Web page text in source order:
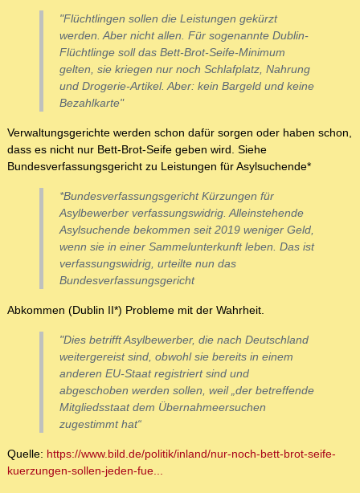
"Flüchtlingen sollen die Leistungen gekürzt
werden. Aber nicht allen. Für sogenannte Dublin-
Flüchtlinge soll das Bett-Brot-Seife-Minimum
gelten, sie kriegen nur noch Schlafplatz, Nahrung
und Drogerie-Artikel. Aber: kein Bargeld und keine
Bezahlkarte"
Verwaltungsgerichte werden schon dafür sorgen oder haben schon,
dass es nicht nur Bett-Brot-Seife geben wird. Siehe
Bundesverfassungsgericht zu Leistungen für Asylsuchende*
*Bundesverfassungsgericht Kürzungen für
Asylbewerber verfassungswidrig. Alleinstehende
Asylsuchende bekommen seit 2019 weniger Geld,
wenn sie in einer Sammelunterkunft leben. Das ist
verfassungswidrig, urteilte nun das
Bundesverfassungsgericht
Abkommen (Dublin II*) Probleme mit der Wahrheit.
"Dies betrifft Asylbewerber, die nach Deutschland
weitergereist sind, obwohl sie bereits in einem
anderen EU-Staat registriert sind und
abgeschoben werden sollen, weil „der betreffende
Mitgliedsstaat dem Übernahmeersuchen
zugestimmt hat“
Quelle: https://www.bild.de/politik/inland/nur-noch-bett-brot-seife-
kuerzungen-sollen-jeden-fue...